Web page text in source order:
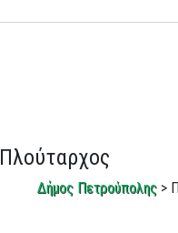
Πλούταρχος
Δήμος Πετρούπολης>